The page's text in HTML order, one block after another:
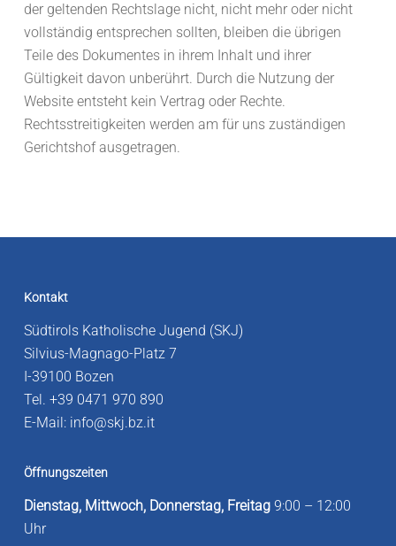
der geltenden Rechtslage nicht, nicht mehr oder nicht
vollständig entsprechen sollten, bleiben die übrigen
Teile des Dokumentes in ihrem Inhalt und ihrer
Gültigkeit davon unberührt. Durch die Nutzung der
Website entsteht kein Vertrag oder Rechte.
Rechtsstreitigkeiten werden am für uns zuständigen
Gerichtshof ausgetragen.
Kontakt
Südtirols Katholische Jugend (SKJ)
Silvius-Magnago-Platz 7
I-39100 Bozen
Tel. +39 0471 970 890
E-Mail: info@skj.bz.it
Öffnungszeiten
Dienstag, Mittwoch, Donnerstag, Freitag 9:00 – 12:00
Uhr